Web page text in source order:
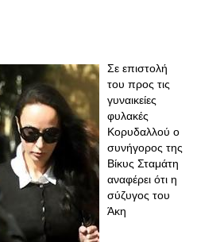
Σε επιστολή
του προς τις
γυναικείες
φυλακές
Κορυδαλλού ο
συνήγορος της
Βίκυς Σταμάτη
αναφέρει ότι η
σύζυγος του
Άκη